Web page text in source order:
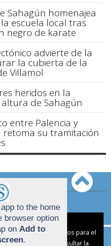
Sahagún homenajea
escuela local tras
negro de karate
advierte de la
la cubierta de la
Villamol
heridos en la
de Sahagún
entre Palencia y
retoma su tramitación
DE USO
to the home
browser option
on Add to
.
de cookies:
nuestras y de terceros para el
digital. Puedes consultar la